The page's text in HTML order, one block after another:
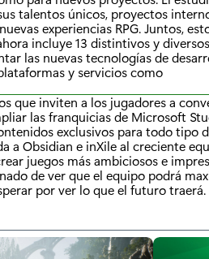
talentos únicos, proyectos
experiencias RPG. Juntos,
incluye 13 distintivos y
las nuevas tecnologías de
y servicios como
que inviten a los jugadores a
las franquicias de Microsoft
exclusivos para todo tipo
a Obsidian e inXile al creciente
juegos más ambiciosos e
de ver que el equipo podrá
por ver lo que el futuro traerá.